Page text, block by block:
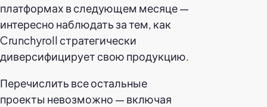
платформах в следующем месяце —
интересно наблюдать за тем, как
Crunchyroll стратегически
диверсифицирует свою продукцию.
Перечислить все остальные
проекты невозможно — включая